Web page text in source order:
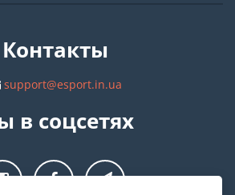
Контакты
support@esport.in.ua
в соцсетях